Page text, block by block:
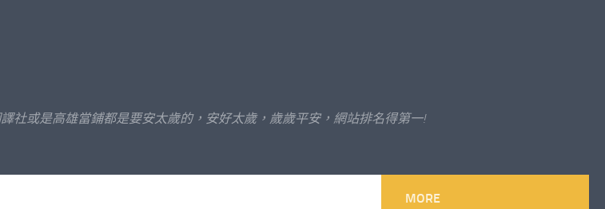
社或是高雄當鋪都是要安太歲的，安好太歲，歲歲平安，網站排名得第一!
MORE